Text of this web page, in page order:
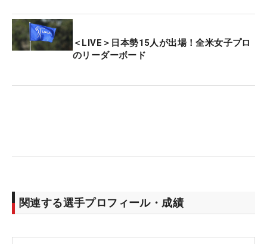
し、そういう点が好きです」と語るクラブととも
に、2勝目、3勝目を目指していく。
城」を制した穴井詩も、20年発売のアイアン『JPX
921 ツアー』を長年愛用するミズノユーザーだ。そ
＜LIVE＞日本勢15人が出場！全米女子プロ
のリーダーボード
関連する選手プロフィール・成績